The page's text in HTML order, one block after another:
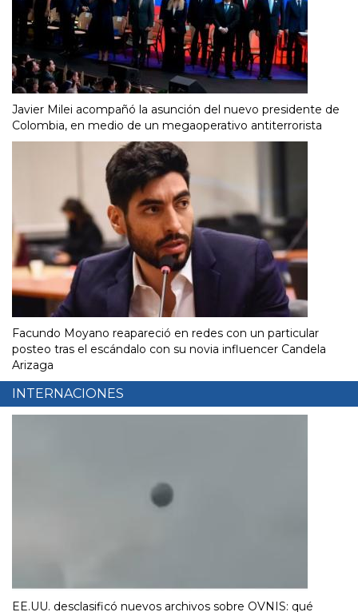
Javier Milei acompañó la asunción del nuevo presidente de
Colombia, en medio de un megaoperativo antiterrorista
Facundo Moyano reapareció en redes con un particular
posteo tras el escándalo con su novia influencer Candela
Arizaga
INTERNACIONES
EE.UU. desclasificó nuevos archivos sobre OVNIS: qué